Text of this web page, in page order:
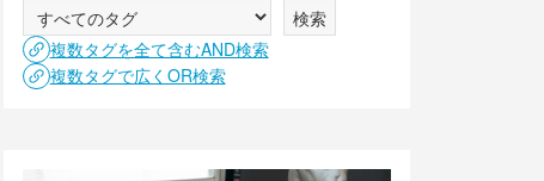
複数タグを全て含むAND検索
複数タグで広くOR検索